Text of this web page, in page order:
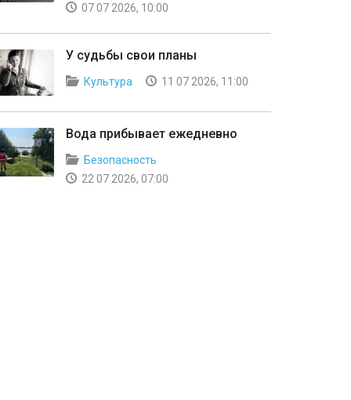
07 07 2026, 10:00
У судьбы свои планы
Культура 11 07 2026, 11:00
Вода прибывает ежедневно
Безопасность
22 07 2026, 07:00